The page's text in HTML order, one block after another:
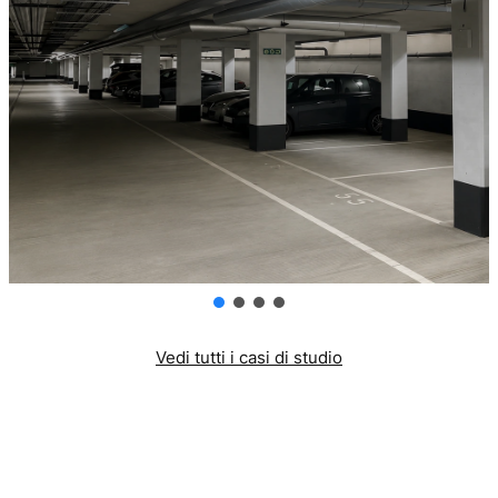
Vedi tutti i casi di studio